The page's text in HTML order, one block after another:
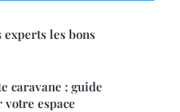
experts les bons
caravane : guide
espace